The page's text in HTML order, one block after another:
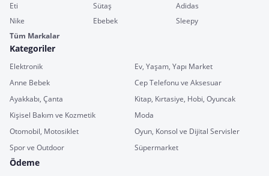
Eti
Sütaş
Adidas
Nike
Ebebek
Sleepy
Tüm Markalar
Kategoriler
Elektronik
Ev, Yaşam, Yapı Market
Anne Bebek
Cep Telefonu ve Aksesuar
Ayakkabı, Çanta
Kitap, Kırtasiye, Hobi, Oyuncak
Kişisel Bakım ve Kozmetik
Moda
Otomobil, Motosiklet
Oyun, Konsol ve Dijital Servisler
Spor ve Outdoor
Süpermarket
Ödeme